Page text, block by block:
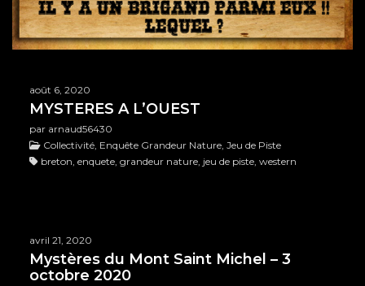
août 6, 2020
MYSTERES A L’OUEST
par arnaud56430
Collectivité, Enquête Grandeur Nature, Jeu de Piste
breton, enquete, grandeur nature, jeu de piste, western
avril 21, 2020
Mystères du Mont Saint Michel – 3
octobre 2020